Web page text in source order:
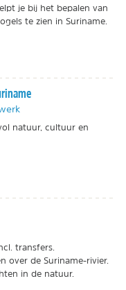
je bij het bepalen van
te zien in Suriname.
natuur, cultuur en
transfers.
over de Suriname-rivier.
in de natuur.